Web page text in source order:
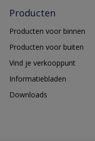
Producten
Producten voor binnen
Producten voor buiten
Vind je verkooppunt
Informatiebladen
Downloads